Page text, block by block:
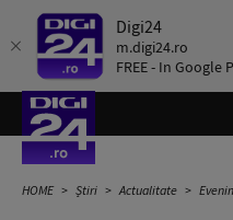
Digi24
m.digi24.ro
FREE - In Google
HOME Știri Actualitate